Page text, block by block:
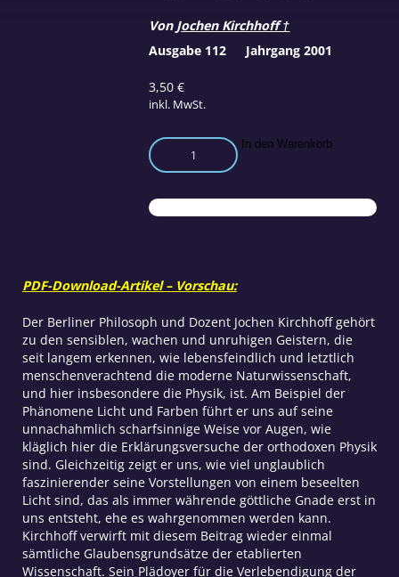
3,50€
inkl. MwSt.
Von Jochen Kirchhoff †
Licht
der
–
Licht
2
In den Warenkorb
Ausgabe 112 Jahrgang 2001
PDF-Download-Artikel – Vorschau:
Der Berliner Philosoph und Dozent Jochen Kirchhoff gehört
zu den sensiblen, wachen und unruhigen Geistern, die
seit langem erkennen, wie lebensfeindlich und letztlich
menschenverachtend die moderne Naturwissenschaft,
und hier insbesondere die Physik, ist. Am Beispiel der
Phänomene Licht und Farben führt er uns auf seine
unnachahmlich scharfsinnige Weise vor Augen, wie
kläglich hier die Erklärungsversuche der orthodoxen Physik
sind. Gleichzeitig zeigt er uns, wie viel unglaublich
faszinierender seine Vorstellungen von einem beseelten
Licht sind, das als immer währende göttliche Gnade erst in
uns entsteht, ehe es wahrgenommen werden kann.
Kirchhoff verwirft mit diesem Beitrag wieder einmal
sämtliche Glaubensgrundsätze der etablierten
Wissenschaft. Sein Plädoyer für die Verlebendigung der